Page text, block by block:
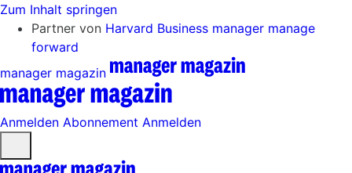
Zum Inhalt springen
Partner von Harvard Business manager manage
forward
manager magazin
Anmelden Abonnement Anmelden
öffnen